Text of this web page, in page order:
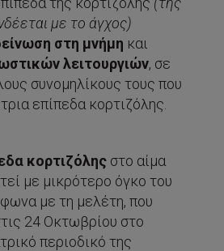
με το άγχος)
στη μνήμη και
λειτουργιών, σε
συνομηλίκους τους που
επίπεδα κορτιζόλης.
κορτιζόλης στο αίμα
με μικρότερο όγκο του
με τη μελέτη, που
24 Οκτωβρίου στο
περιοδικό της